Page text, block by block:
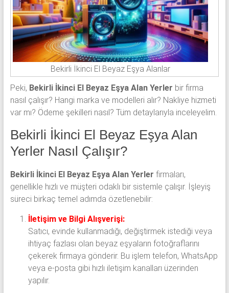
Bekirli İkinci El Beyaz Eşya Alanlar
Peki, Bekirli İkinci El Beyaz Eşya Alan Yerler bir firma
nasıl çalışır? Hangi marka ve modelleri alır? Nakliye hizmeti
var mı? Ödeme şekilleri nasıl? Tüm detaylarıyla inceleyelim.
Bekirli İkinci El Beyaz Eşya Alan
Yerler Nasıl Çalışır?
Bekirli İkinci El Beyaz Eşya Alan Yerler firmaları,
genellikle hızlı ve müşteri odaklı bir sistemle çalışır. İşleyiş
süreci birkaç temel adımda özetlenebilir:
İletişim ve Bilgi Alışverişi:
Satıcı, evinde kullanmadığı, değiştirmek istediği veya
ihtiyaç fazlası olan beyaz eşyaların fotoğraflarını
çekerek firmaya gönderir. Bu işlem telefon, WhatsApp
veya e-posta gibi hızlı iletişim kanalları üzerinden
yapılır.